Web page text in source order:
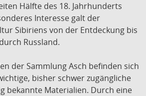
Hälfte des 18. Jahrhunderts
Interesse galt der
Sibiriens von der Entdeckung bis
Russland.
der Sammlung Asch befinden sich
bisher schwer zugängliche
bekannte Materialien. Durch eine